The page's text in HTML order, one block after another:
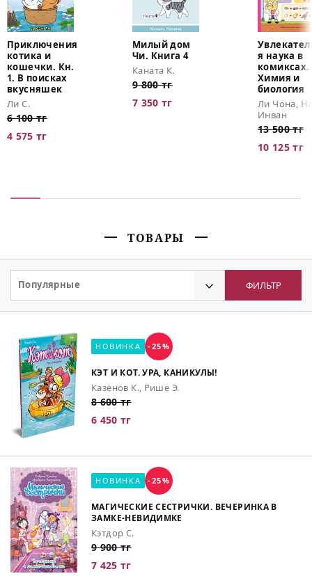
Приключения
котика и
кошечки. Кн.
1. В поисках
вкусняшек
Ли С.
6 100 тг
4 575 тг
Милый дом
Чи. Книга 4
Каната К.
9 800 тг
7 350 тг
я наука в
комиксах.
Химия и
биология
Ли Чона,
Инван
13 500 тг
10 125 тг
ТОВАРЫ
Популярные ФИЛЬТР
НОВИНКА -25%
КЭТ И КОТ. УРА, КАНИКУЛЫ!
Казенов К., Рише Э.
8 600 тг
6 450 тг
НОВИНКА -25%
МАГИЧЕСКИЕ СЕСТРИЧКИ. ВЕЧЕРИНКА В
ЗАМКЕ-НЕВИДИМКЕ
Кэтдор С.
9 900 тг
7 425 тг